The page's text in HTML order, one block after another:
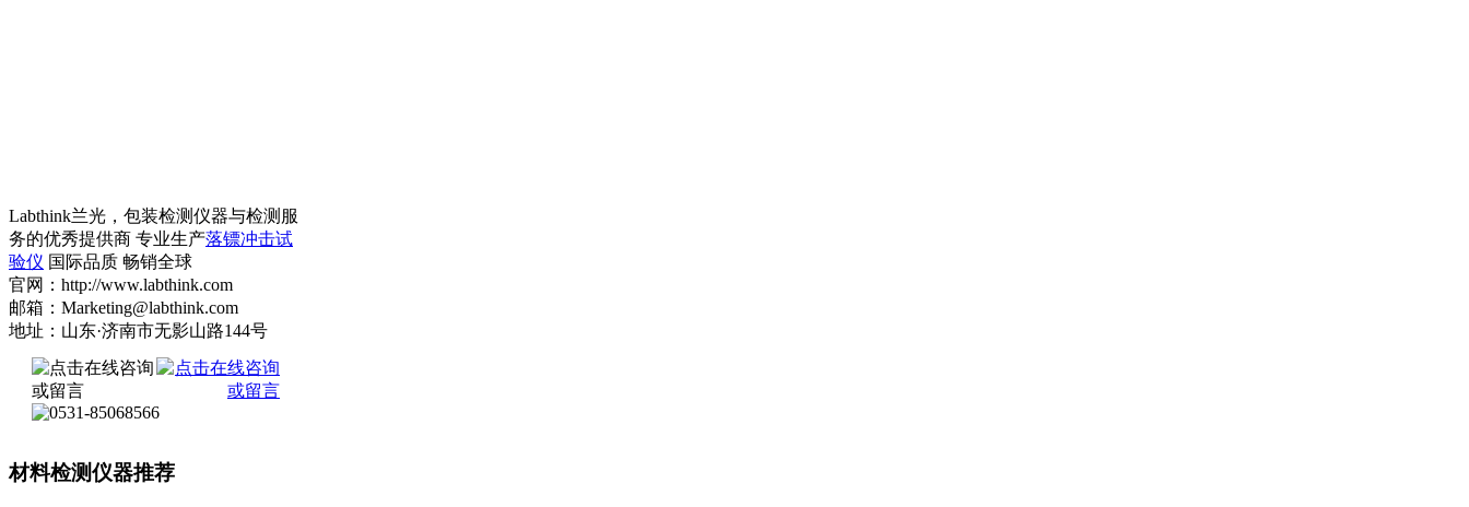
Labthink兰光，包装检测仪器与检测服
务的优秀提供商 专业生产落镖冲击试
验仪 国际品质 畅销全球
官网：http://www.labthink.com
邮箱：Marketing@labthink.com
地址：山东·济南市无影山路144号
材料检测仪器推荐